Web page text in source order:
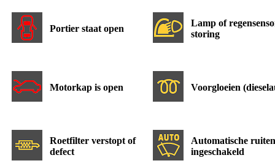
Portier staat open
Lamp of
storing
Motorkap is open Voorgloeien
Roetfilter verstopt of
defect
Automatische
ingeschakeld